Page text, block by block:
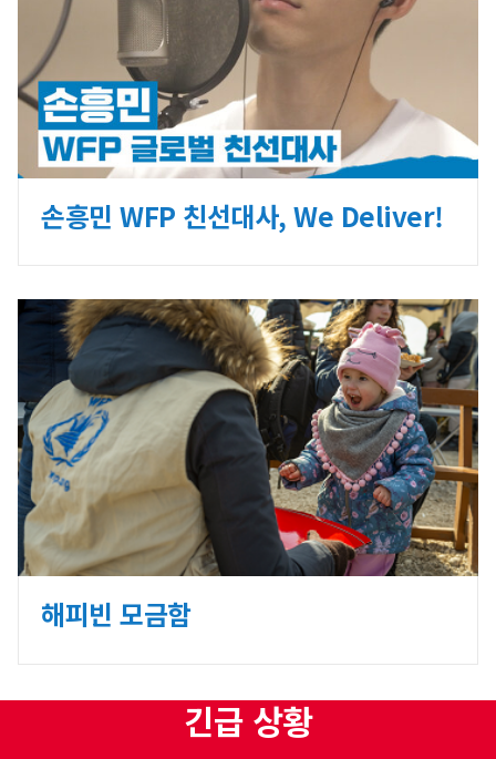
손흥민 WFP 친선대사, We Deliver!
해피빈 모금함
긴급 상황